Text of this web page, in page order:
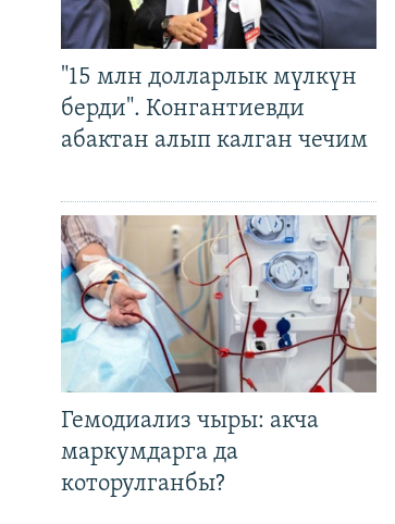
"15 млн долларлык мүлкүн
берди". Конгантиевди
абактан алып калган чечим
Гемодиализ чыры: акча
маркумдарга да
которулганбы?